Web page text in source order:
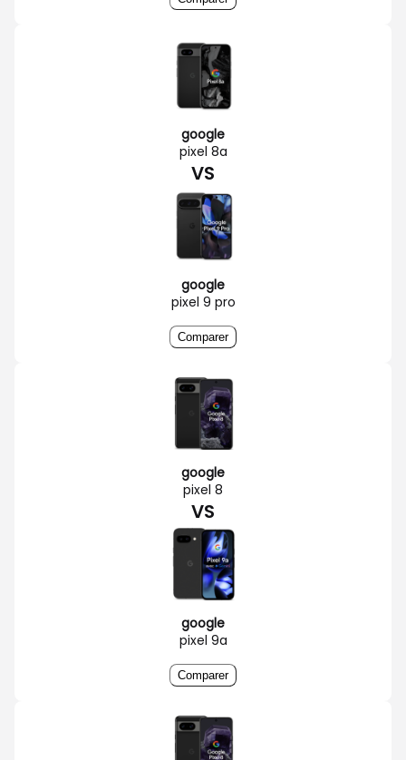
google
pixel 8a
VS
google
pixel 9 pro
Comparer
google
pixel 8
VS
google
pixel 9a
Comparer